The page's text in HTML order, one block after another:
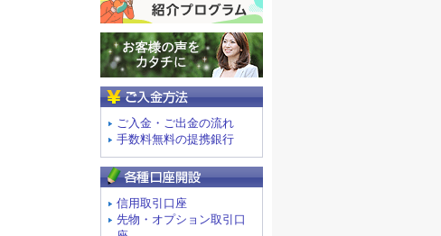
ご入金・ご出金の流れ
手数料無料の提携銀行
信用取引口座
先物・オプション取引口